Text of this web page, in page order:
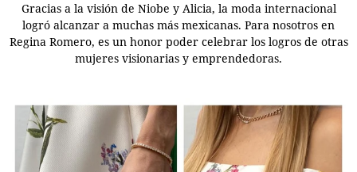
Gracias a la visión de Niobe y Alicia, la moda internacional
logró alcanzar a muchas más mexicanas. Para nosotros en
Regina Romero, es un honor poder celebrar los logros de otras
mujeres visionarias y emprendedoras.